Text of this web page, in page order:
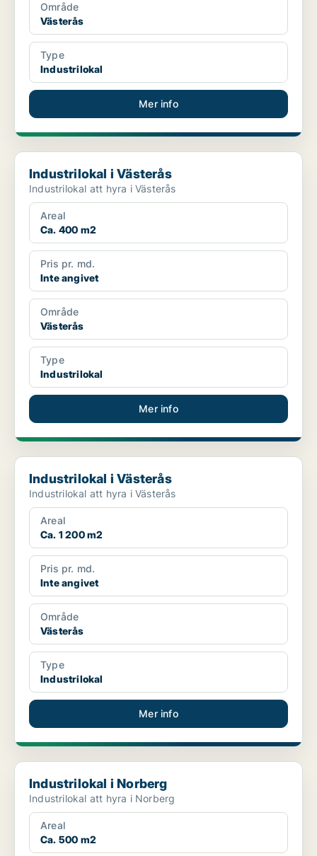
Område
Västerås
Type
Industrilokal
Mer info
Industrilokal i Västerås
Industrilokal i Västerås
Industrilokal att hyra i Västerås
Areal
Ca. 400 m2
Pris pr. md.
Inte angivet
Område
Västerås
Type
Industrilokal
Mer info
Industrilokal i Västerås
Industrilokal i Västerås
Industrilokal att hyra i Västerås
Areal
Ca. 1 200 m2
Pris pr. md.
Inte angivet
Område
Västerås
Type
Industrilokal
Mer info
Industrilokal i Norberg
Industrilokal i Norberg
Industrilokal att hyra i Norberg
Areal
Ca. 500 m2